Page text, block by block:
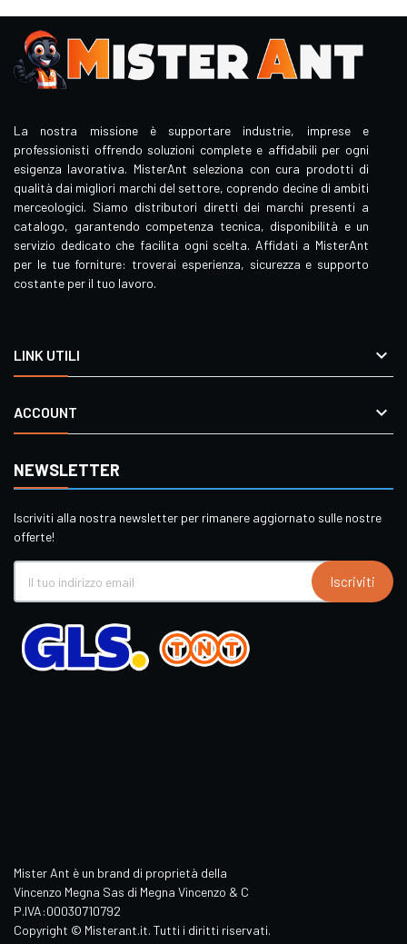
La nostra missione è supportare industrie, imprese e
professionisti offrendo soluzioni complete e affidabili per ogni
esigenza lavorativa. MisterAnt seleziona con cura prodotti di
qualità dai migliori marchi del settore, coprendo decine di ambiti
merceologici. Siamo distributori diretti dei marchi presenti a
catalogo, garantendo competenza tecnica, disponibilità e un
servizio dedicato che facilita ogni scelta. Affidati a MisterAnt
per le tue forniture: troverai esperienza, sicurezza e supporto
costante per il tuo lavoro.
LINK UTILI 
ACCOUNT 
NEWSLETTER
Iscriviti alla nostra newsletter per rimanere aggiornato sulle nostre
offerte!
Iscriviti
Mister Ant è un brand di proprietà della
Vincenzo Megna Sas di Megna Vincenzo & C
P.IVA:00030710792
Copyright © Misterant.it. Tutti i diritti riservati.